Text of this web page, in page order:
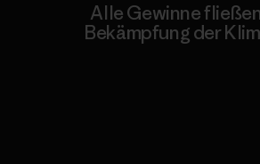
Alle Gewinne
Bekämpfung der